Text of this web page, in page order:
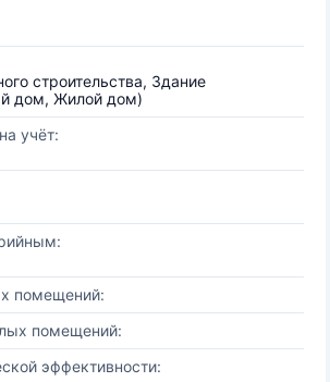
строительства, Здание
дом, Жилой дом)
учёт:
помещений:
помещений:
эффективности: